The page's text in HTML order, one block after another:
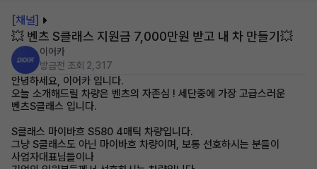
[채널]
💥 벤츠 S클래스 지원금 7,000만원 받고 내 차 만들기💥
이어카
방금전 조회 2,317
안녕하세요, 이어카 입니다.
오늘 소개해드릴 차량은 벤츠의 자존심 ! 세단중에 가장 고급스러운
벤츠S클래스 입니다.
S클래스 마이바흐 S580 4매틱 차량입니다.
그냥 S클래스도 아닌 마이바흐 차량이며, 보통 선호하시는 분들이
사업자대표님들이나